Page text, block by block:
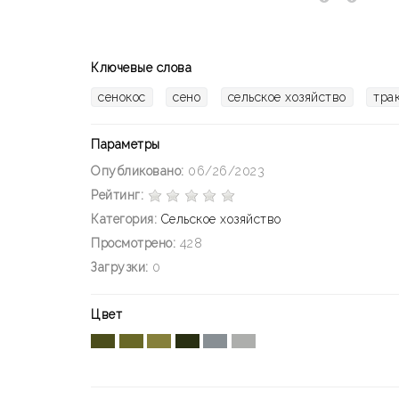
Ключевые слова
сенокос сено сельское хозяйство
Параметры
Опубликовано: 06/26/2023
Рейтинг:
Категория: Сельское хозяйство
Просмотрено: 428
Загрузки: 0
Цвет